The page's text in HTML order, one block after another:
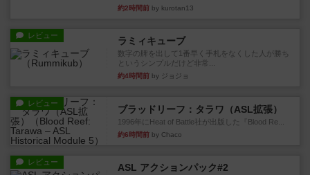
約2時間前 by kurotan13
レビュー ラミィキューブ
数字の牌を出して1番早く手札をなくした人が勝ち
というシンプルだけど非常...
約4時間前 by ジョジョ
レビュー
ブラッドリーフ：タラワ（ASL拡張）
1996年にHeat of Battle社が出版した『Blood Re...
約6時間前 by Chaco
レビュー ASL アクションパック#2